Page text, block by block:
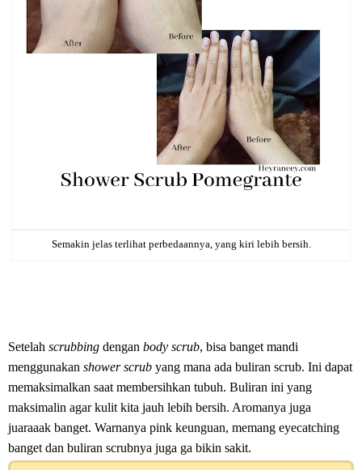
Semakin jelas terlihat perbedaannya, yang kiri lebih bersih.
Setelah scrubbing dengan body scrub, bisa banget mandi
menggunakan shower scrub yang mana ada buliran scrub. Ini dapat
memaksimalkan saat membersihkan tubuh. Buliran ini yang
maksimalin agar kulit kita jauh lebih bersih. Aromanya juga
juaraaak banget. Warnanya pink keunguan, memang eyecatching
banget dan buliran scrubnya juga ga bikin sakit.